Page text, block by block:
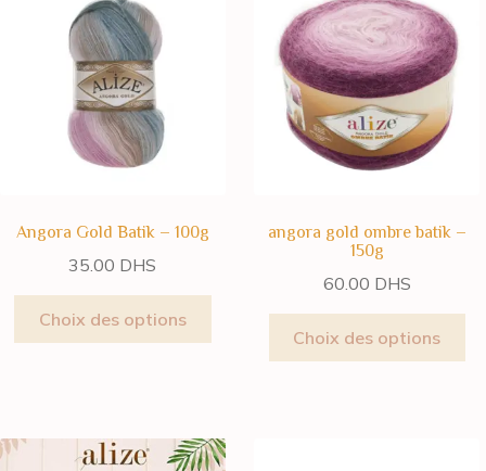
Angora Gold Batik – 100g
35.00 DHS
Choix des options
angora gold ombre batik –
150g
60.00 DHS
Choix des options